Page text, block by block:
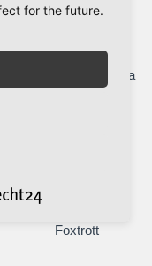
Tango
Latein
Cha-Cha-Cha
Foxtrott
for the future.